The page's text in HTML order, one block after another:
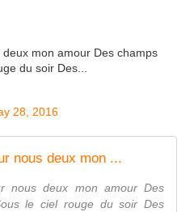
mon amour Des champs
du soir Des...
28, 2016
nous deux mon ...
nous deux mon amour Des
le ciel rouge du soir Des